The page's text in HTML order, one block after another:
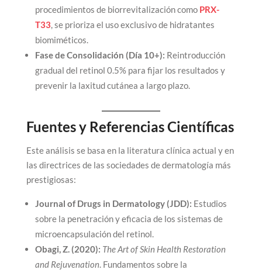
procedimientos de biorrevitalización como PRX-
T33, se prioriza el uso exclusivo de hidratantes
biomiméticos.
Fase de Consolidación (Día 10+): Reintroducción
gradual del retinol 0.5% para fijar los resultados y
prevenir la laxitud cutánea a largo plazo.
Fuentes y Referencias Científicas
Este análisis se basa en la literatura clínica actual y en
las directrices de las sociedades de dermatología más
prestigiosas:
Journal of Drugs in Dermatology (JDD): Estudios
sobre la penetración y eficacia de los sistemas de
microencapsulación del retinol.
Obagi, Z. (2020): The Art of Skin Health Restoration
and Rejuvenation . Fundamentos sobre la